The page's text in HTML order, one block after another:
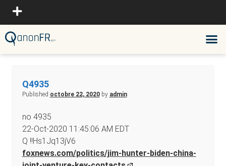
Q4935
Published octobre 22, 2020by admin
no 4935
22-Oct-2020 11:45:06 AM EDT
Q !!Hs1Jq13jV6
foxnews.com/politics/jim-hunter-biden-china-